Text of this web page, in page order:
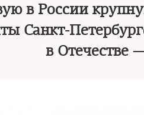
в России
Санкт-
в Отечестве